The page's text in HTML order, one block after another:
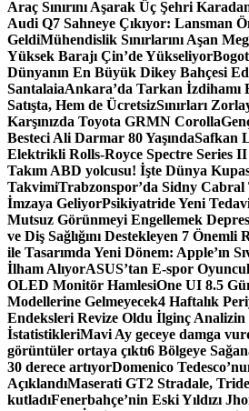
Araç Sınırını Aşarak Üç Şehri
Audi Q7 Sahneye Çıkıyor: Lansman
GeldiMühendislik Sınırlarını Aşan
Yüksek Barajı Çin’de Yükseliyor
Dünyanın En Büyük Dikey Bahçesi
SantalaiaAnkara’da Tarkan İzdihamı
Satışta, Hem de ÜcretsizSınırları
Karşınızda Toyota GRMN Corolla
Besteci Ali Darmar 80 YaşındaSafkan
Elektrikli Rolls-Royce Spectre Series II
Takım ABD yolcusu! İşte Dünya
TakvimiTrabzonspor’da Sidny
İmzaya GeliyorPsikiyatride Yeni
Mutsuz Görünmeyi Engellemek
ve Diş Sağlığını Destekleyen 7 Önemli
ile Tasarımda Yeni Dönem: Apple’ın
İlham AlıyorASUS’tan E-spor
OLED Monitör HamlesiOne UI 8.5
Modellerine Gelmeyecek4 Haftalık
Endeksleri Revize Oldu İlginç Analizin
İstatistikleriMavi Ay geceye damga
görüntüler ortaya çıktı6 Bölgeye
30 derece artıyorDomenico
AçıklandıMaserati GT2 Stradale,
kutladıFenerbahçe’nin Eski Yıldızı